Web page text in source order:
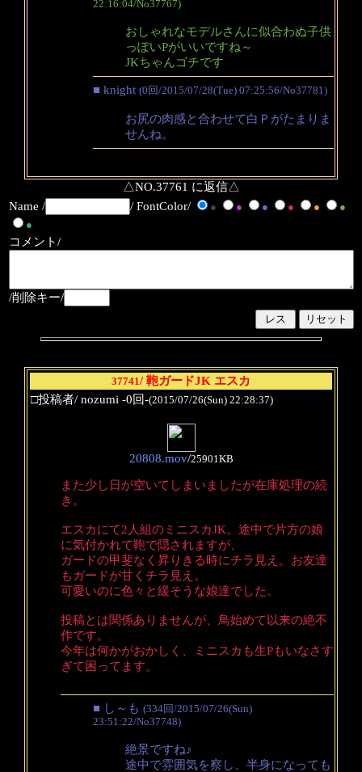
22:16:04/No37767)
おしゃれなモデルさんに似合わぬ子供
っぽいPがいいですね～
JKちゃんゴチです
■ knight (0回/2015/07/28(Tue) 07:25:56/No37781)
お尻の肉感と合わせて白Ｐがたまりま
せんね。
△NO.37761 に返信△
Name /
/ FontColor/ ● ● ● ● ●
●
●
コメント/
/削除キー/
37741/ 鞄ガードJK エスカ
□投稿者/ nozumi -0回-(2015/07/26(Sun) 22:28:37)
20808.mov/25901KB
また少し日が空いてしまいましたが在庫処理の続
き。
エスカにて2人組のミニスカJK。途中で片方の娘
に気付かれて鞄で隠されますが、
ガードの甲斐なく昇りきる時にチラ見え。お友達
もガードが甘くチラ見え。
可愛いのに色々と緩そうな娘達でした。
投稿とは関係ありませんが、鳥始めて以来の絶不
作です。
今年は何かがおかしく、ミニスカも生Pもいなさす
ぎて困ってます。
■ し～も (334回/2015/07/26(Sun)
23:51:22/No37748)
絶景ですね♪
途中で雰囲気を察し、半身になっても